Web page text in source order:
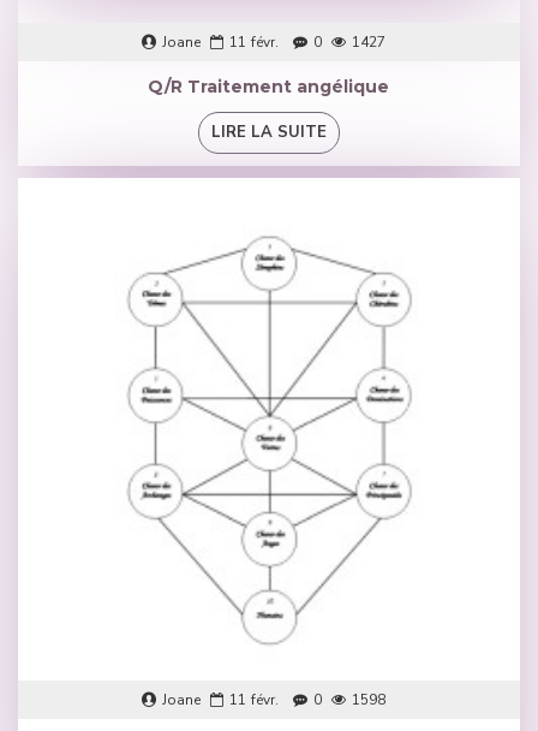
Joane 11 févr. 0 1427
Q/R Traitement angélique
LIRE LA SUITE
Joane 11 févr. 0 1598